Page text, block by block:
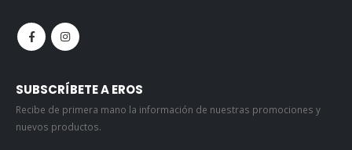
SUBSCRÍBETE A EROS
Recibe de primera mano la información de nuestras promociones y
nuevos productos.